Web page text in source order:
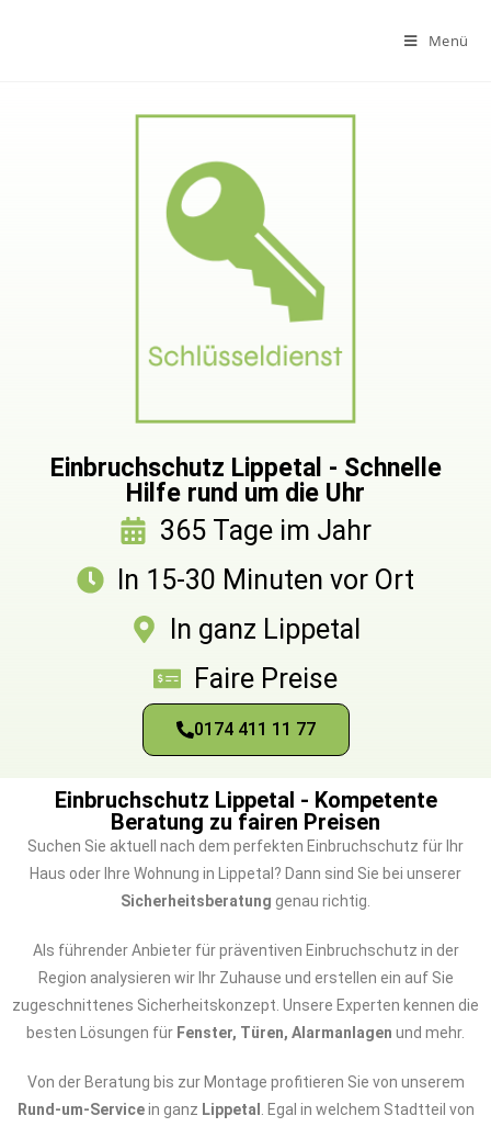
Menü
Einbruchschutz Lippetal - Schnelle
Hilfe rund um die Uhr
365 Tage im Jahr
In 15-30 Minuten vor Ort
In ganz Lippetal
Faire Preise
0174 411 11 77
Einbruchschutz Lippetal - Kompetente
Beratung zu fairen Preisen
Suchen Sie aktuell nach dem perfekten Einbruchschutz für Ihr
Haus oder Ihre Wohnung in Lippetal? Dann sind Sie bei unserer
Sicherheitsberatung genau richtig.
Als führender Anbieter für präventiven Einbruchschutz in der
Region analysieren wir Ihr Zuhause und erstellen ein auf Sie
zugeschnittenes Sicherheitskonzept. Unsere Experten kennen die
besten Lösungen für Fenster, Türen, Alarmanlagen und mehr.
Von der Beratung bis zur Montage profitieren Sie von unserem
Rund-um-Servicein ganz Lippetal
. Egal in welchem Stadtteil von